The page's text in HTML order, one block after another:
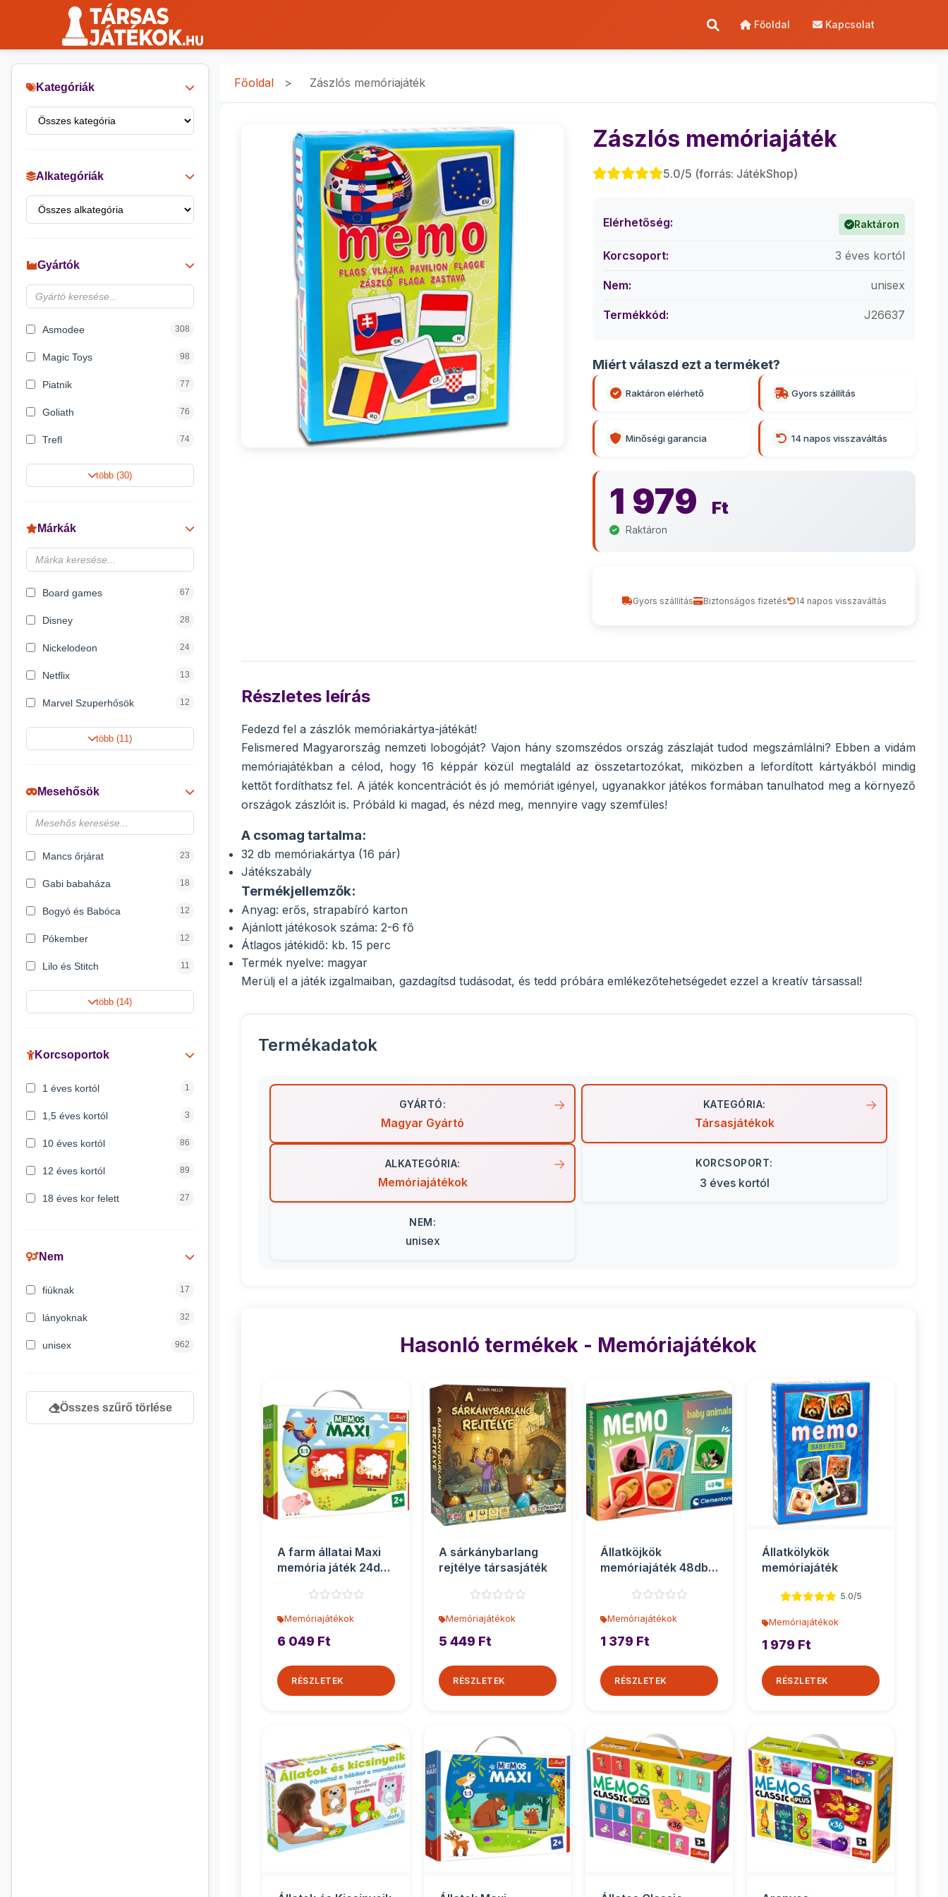
Főoldal Kapcsolat
Kategóriák
Alkategóriák
Gyártók
Asmodee 308
Magic Toys 98
Piatnik 77
Goliath 76
Trefl 74
Keller&Mayer 60
Spin Master
Delta Vision 28
több (30)
Márkák
Board games 67
Disney 28
Nickelodeon 24
Netflix 13
Marvel Szuperhősök 12
Rubik bűvös kocka 10
Noris
Disney hercegnők 6
több (11)
Mesehősök
Mancs őrjárat 23
Gabi babaháza 18
Bogyó és Babóca 12
Pókember 12
Lilo és Stitch 11
Jégvarázs 9
Peppa malac
több (14)
Korcsoportok
1 éves kortól 1
1,5 éves kortól 3
10 éves kortól 86
12 éves kortól 89
18 éves kor felett 27
3 éves kortól 200
7 éves kortól 53
Nem
fiúknak 17
lányoknak 32
unisex 962
Összes szűrő törlése
Főoldal > Zászlós memóriajáték
Zászlós memóriajáték
5.0/5 (forrás: JátékShop)
Elérhetőség: Raktáron
Korcsoport: 3 éves kortól
Nem: unisex
Termékkód: J26637
Miért válaszd ezt a terméket?
Raktáron elérhető Gyors szállítás
Minőségi garancia 14 napos visszaváltás
1 979 Ft
Raktáron
Gyors szállítás Biztonságos fizetés 14 napos visszaváltás
Részletes leírás
Fedezd fel a zászlók memóriakártya-játékát!
Felismered Magyarország nemzeti lobogóját? Vajon hány szomszédos ország zászlaját tudod megszámlálni? Ebben a vidám
memóriajátékban a célod, hogy 16 képpár közül megtaláld az összetartozókat, miközben a lefordított kártyákból mindig
kettőt fordíthatsz fel. A játék koncentrációt és jó memóriát igényel, ugyanakkor játékos formában tanulhatod meg a környező
országok zászlóit is. Próbáld ki magad, és nézd meg, mennyire vagy szemfüles!
A csomag tartalma:
32 db memóriakártya (16 pár)
Játékszabály
Termékjellemzők:
Anyag: erős, strapabíró karton
Ajánlott játékosok száma: 2-6 fő
Átlagos játékidő: kb. 15 perc
Termék nyelve: magyar
Merülj el a játék izgalmaiban, gazdagítsd tudásodat, és tedd próbára emlékezőtehetségedet ezzel a kreatív társassal!
Termékadatok
GYÁRTÓ:
Magyar Gyártó
KATEGÓRIA:
Társasjátékok
ALKATEGÓRIA:
Memóriajátékok
KORCSOPORT:
3 éves kortól
NEM:
unisex
Hasonló termékek - Memóriajátékok
A farm állatai Maxi
memória játék 24db-
Memóriajátékok
6 049 Ft
RÉSZLETEK
A sárkánybarlang
rejtélye társasjáték
Memóriajátékok
5 449 Ft
RÉSZLETEK
Állatköjkök
memóriajáték 48db-
Memóriajátékok
1 379 Ft
RÉSZLETEK
Állatkölykök
memóriajáték
5.0/5
Memóriajátékok
1 979 Ft
RÉSZLETEK